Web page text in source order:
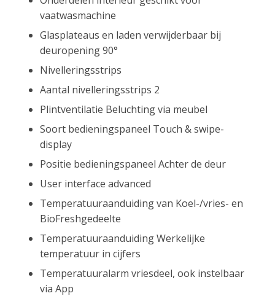
vaatwasmachine
Glasplateaus en laden verwijderbaar bij
deuropening 90°
Nivelleringsstrips
Aantal nivelleringsstrips 2
Plintventilatie Beluchting via meubel
Soort bedieningspaneel Touch & swipe-
display
Positie bedieningspaneel Achter de deur
User interface advanced
Temperatuuraanduiding van Koel-/vries- en
BioFreshgedeelte
Temperatuuraanduiding Werkelijke
temperatuur in cijfers
Temperatuuralarm vriesdeel, ook instelbaar
via App